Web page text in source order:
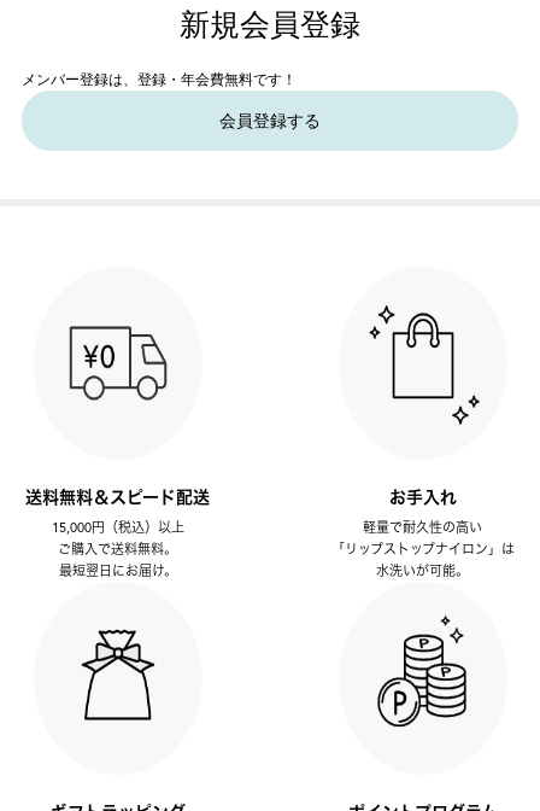
新規会員登録
メンバー登録は、登録・年会費無料です！
会員登録する
送料無料＆スピード配送
15,000円（税込）以上
ご購入で送料無料。
最短翌日にお届け。
お手入れ
軽量で耐久性の高い
「リップストップナイロン」は
水洗いが可能。